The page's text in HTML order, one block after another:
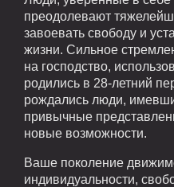
преодолевают
завоевать свободу и
жизни. Сильное
на господство,
родились в 28-летний
рождались люди,
привычные
новые возможности.
Ваше поколение
индивидуальности,